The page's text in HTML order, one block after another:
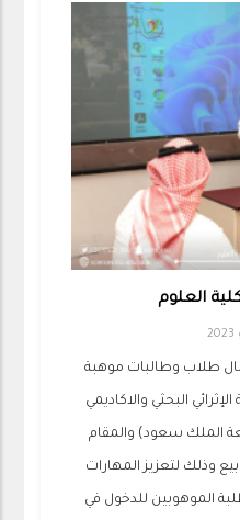
العلوم
طلاب وطالبات ‏موهبة
موهبة الإثرائي البحثي والاكاديمي
الملك سعود) والمقام
العلوم ولمدة 4 اسابيع وذلك لتعزيز المهارات
الموهوبين للدخول في